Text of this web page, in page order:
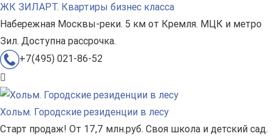
ЖК ЗИЛАРТ. Квартиры бизнес класса
Набережная Москвы-реки. 5 км от Кремля. МЦК и метро
Зил. Доступна рассрочка.
+7(495) 021-86-52
Хольм. Городские резиденции в лесу
Старт продаж! От 17,7 млн.руб. Своя школа и детский сад.